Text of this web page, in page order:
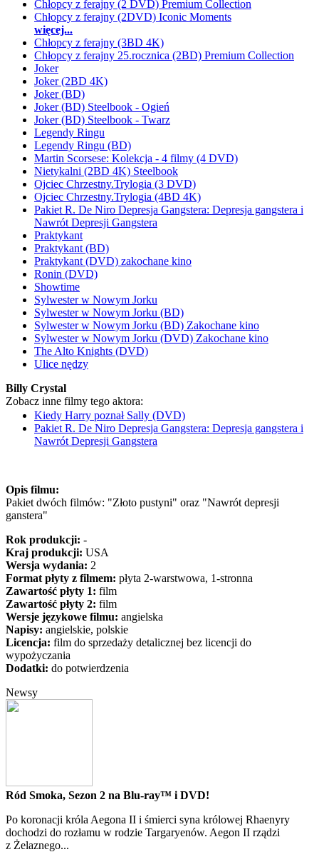
Chłopcy z ferajny (2 DVD) Premium Collection
Chłopcy z ferajny (2DVD) Iconic Moments
więcej...
Chłopcy z ferajny (3BD 4K)
Chłopcy z ferajny 25.rocznica (2BD) Premium Collection
Joker
Joker (2BD 4K)
Joker (BD)
Joker (BD) Steelbook - Ogień
Joker (BD) Steelbook - Twarz
Legendy Ringu
Legendy Ringu (BD)
Martin Scorsese: Kolekcja - 4 filmy (4 DVD)
Nietykalni (2BD 4K) Steelbook
Ojciec Chrzestny.Trylogia (3 DVD)
Ojciec Chrzestny.Trylogia (4BD 4K)
Pakiet R. De Niro Depresja Gangstera: Depresja gangstera i
Nawrót Depresji Gangstera
Praktykant
Praktykant (BD)
Praktykant (DVD) zakochane kino
Ronin (DVD)
Showtime
Sylwester w Nowym Jorku
Sylwester w Nowym Jorku (BD)
Sylwester w Nowym Jorku (BD) Zakochane kino
Sylwester w Nowym Jorku (DVD) Zakochane kino
The Alto Knights (DVD)
Ulice nędzy
Billy Crystal
Zobacz inne filmy tego aktora:
Kiedy Harry poznał Sally (DVD)
Pakiet R. De Niro Depresja Gangstera: Depresja gangstera i
Nawrót Depresji Gangstera
Opis filmu:
Pakiet dwóch filmów: "Złoto pustyni" oraz "Nawrót depresji
ganstera"
Rok produkcji: -
Kraj produkcji: USA
Wersja wydania: 2
Format płyty z filmem: płyta 2-warstwowa, 1-stronna
Zawartość płyty 1: film
Zawartość płyty 2: film
Wersje językowe filmu: angielska
Napisy: angielskie, polskie
Licencja: film do sprzedaży detalicznej bez licencji do
wypożyczania
Dodatki: do potwierdzenia
Newsy
Ród Smoka, Sezon 2 na Blu-ray™ i DVD!
Po koronacji króla Aegona II i śmierci syna królowej Rhaenyry
dochodzi do rozłamu w rodzie Targaryenów. Aegon II rządzi
z Żelaznego...